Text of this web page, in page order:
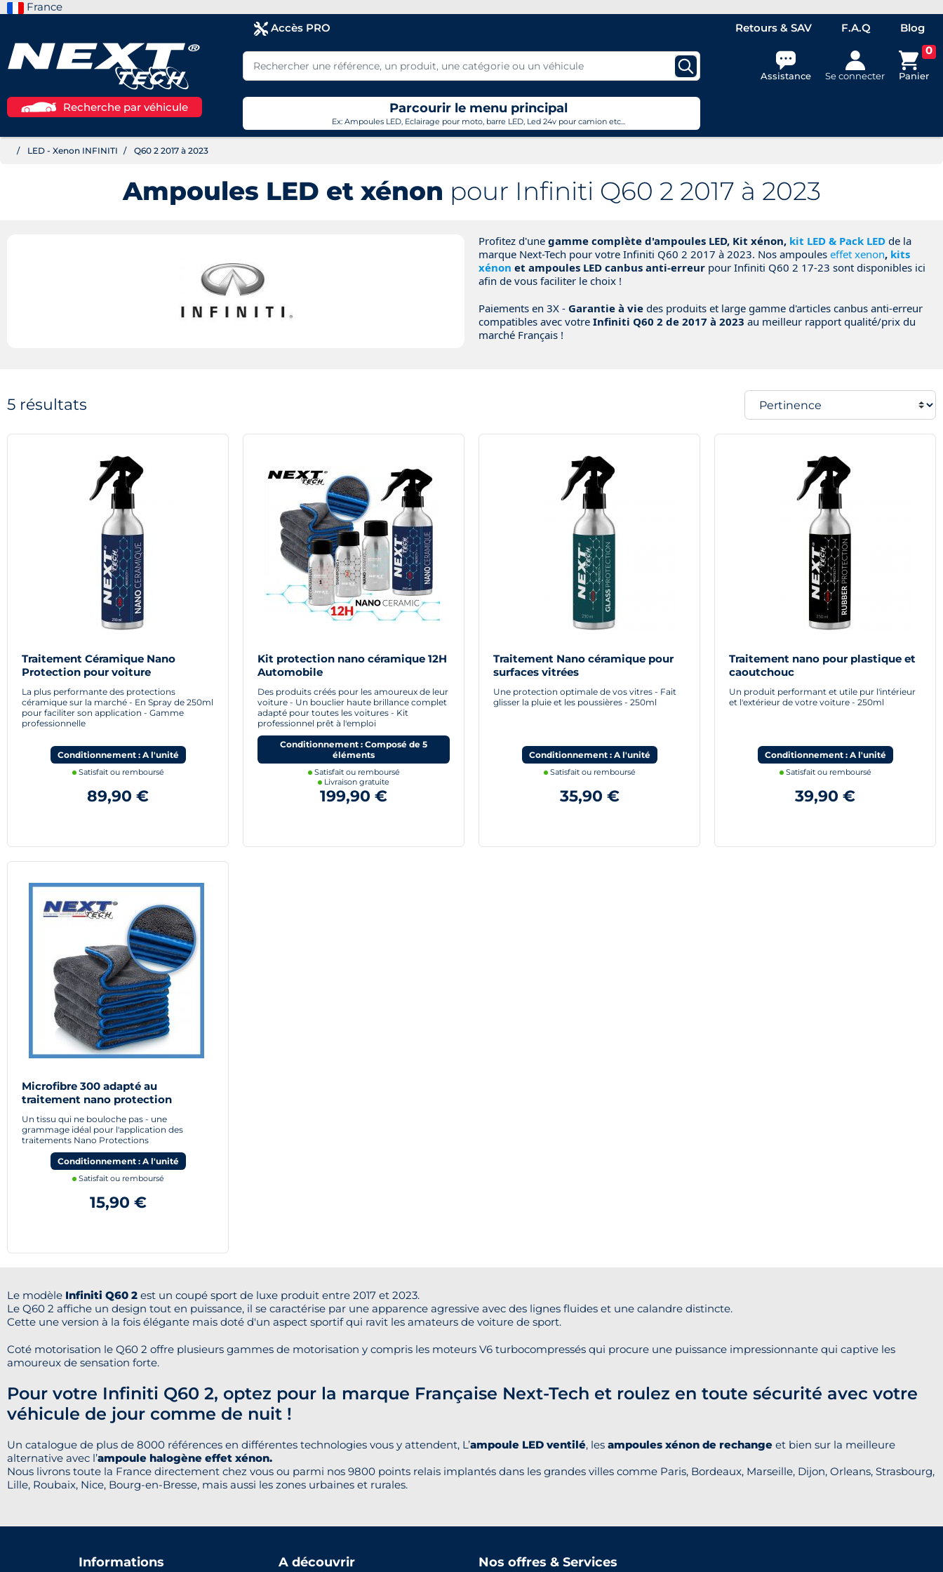
France
Accès PRO
Retours & SAV F.A.Q Blog
Assistance Se connecter
0
Panier
Recherche par véhicule Parcourir le menu principal
Ex: Ampoules LED, Eclairage pour moto, barre LED, Led 24v pour camion etc...
LED - Xenon INFINITI Q60 2 2017 à 2023
Ampoules LED et xénon pour Infiniti Q60 2 2017 à 2023
Profitez d'une gamme complète d'ampoules LED, Kit xénon, kit LED & Pack LED de la
marque Next-Tech pour votre Infiniti Q60 2 2017 à 2023. Nos ampoules effet xenon, kits
xénon et ampoules LED canbus anti-erreur pour Infiniti Q60 2 17-23 sont disponibles ici
afin de vous faciliter le choix !
Paiements en 3X - Garantie à vie des produits et large gamme d'articles canbus anti-erreur
compatibles avec votre Infiniti Q60 2 de 2017 à 2023 au meilleur rapport qualité/prix du
marché Français !
5 résultats
Traitement Céramique Nano
Protection pour voiture
La plus performante des protections
céramique sur la marché - En Spray de 250ml
pour faciliter son application - Gamme
professionnelle
Conditionnement : A l'unité
Satisfait ou remboursé
89,90 €
Kit protection nano céramique 12H
Automobile
Des produits créés pour les amoureux de leur
voiture - Un bouclier haute brillance complet
adapté pour toutes les voitures - Kit
professionnel prêt à l'emploi
Conditionnement : Composé de 5
éléments
Satisfait ou remboursé
Livraison gratuite
199,90 €
Traitement Nano céramique pour
surfaces vitrées
Une protection optimale de vos vitres - Fait
glisser la pluie et les poussières - 250ml
Conditionnement : A l'unité
Satisfait ou remboursé
35,90 €
Traitement nano pour plastique et
caoutchouc
Un produit performant et utile pur l'intérieur
et l'extérieur de votre voiture - 250ml
Conditionnement : A l'unité
Satisfait ou remboursé
39,90 €
Microfibre 300 adapté au
traitement nano protection
Un tissu qui ne bouloche pas - une
grammage idéal pour l'application des
traitements Nano Protections
Conditionnement : A l'unité
Satisfait ou remboursé
15,90 €
Le modèle Infiniti Q60 2 est un coupé sport de luxe produit entre 2017 et 2023.
Le Q60 2 affiche un design tout en puissance, il se caractérise par une apparence agressive avec des lignes fluides et une calandre distincte.
Cette une version à la fois élégante mais doté d'un aspect sportif qui ravit les amateurs de voiture de sport.
Coté motorisation le Q60 2 offre plusieurs gammes de motorisation y compris les moteurs V6 turbocompressés qui procure une puissance impressionnante qui captive les
amoureux de sensation forte.
Pour votre Infiniti Q60 2, optez pour la marque Française Next-Tech et roulez en toute sécurité avec votre
véhicule de jour comme de nuit !
Un catalogue de plus de 8000 références en différentes technologies vous y attendent, L’ampoule LED ventilé, les ampoules xénon de rechange et bien sur la meilleure
alternative avec l’ampoule halogène effet xénon.
Nous livrons toute la France directement chez vous ou parmi nos 9800 points relais implantés dans les grandes villes comme Paris, Bordeaux, Marseille, Dijon, Orleans, Strasbourg,
Lille, Roubaix, Nice, Bourg-en-Bresse, mais aussi les zones urbaines et rurales.
Informations A découvrir Nos offres & Services